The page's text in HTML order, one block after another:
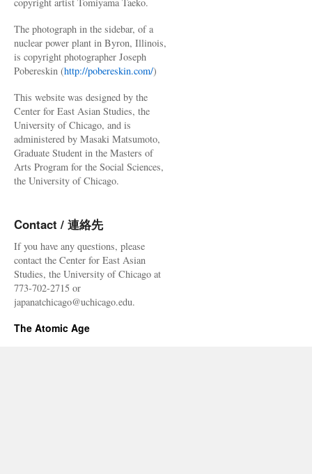
The photograph in the sidebar, of a
nuclear power plant in Byron, Illinois,
is copyright photographer Joseph
Pobereskin (http://pobereskin.com/)
This website was designed by the
Center for East Asian Studies, the
University of Chicago, and is
administered by Masaki Matsumoto,
Graduate Student in the Masters of
Arts Program for the Social Sciences,
the University of Chicago.
Contact / 連絡先
If you have any questions, please
contact the Center for East Asian
Studies, the University of Chicago at
773-702-2715 or
japanatchicago@uchicago.edu.
The Atomic Age